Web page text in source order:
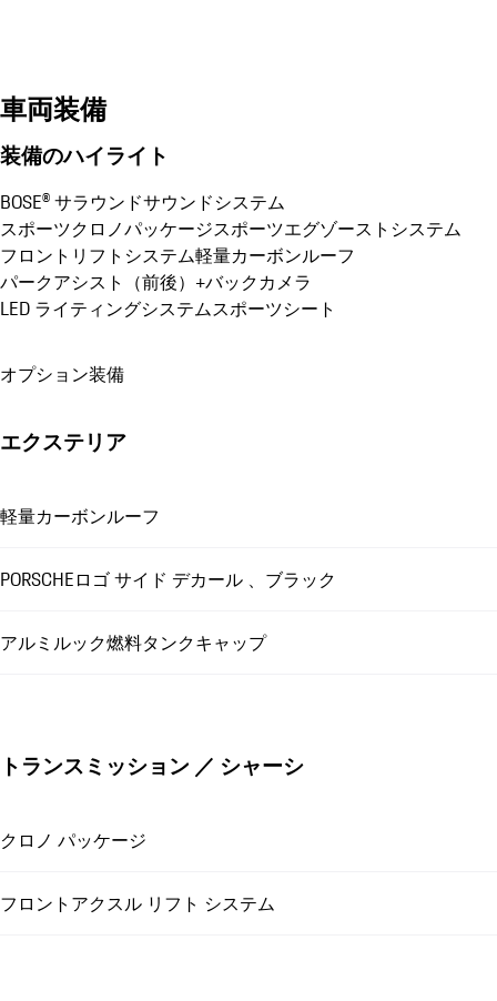
車両装備
装備のハイライト
BOSE® サラウンドサウンドシステム
スポーツクロノパッケージスポーツエグゾーストシステム
フロントリフトシステム軽量カーボンルーフ
パークアシスト（前後）+バックカメラ
LED ライティングシステムスポーツシート
オプション装備
エクステリア
軽量カーボンルーフ
PORSCHEロゴ サイド デカール 、ブラック
アルミルック燃料タンクキャップ
トランスミッション ／ シャーシ
クロノ パッケージ
フロントアクスル リフト システム